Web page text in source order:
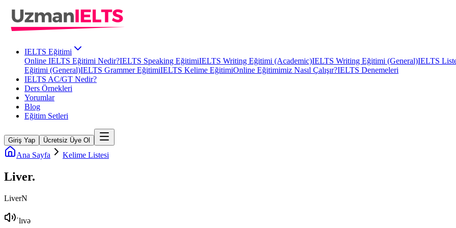
IELTS Eğitimi
Online IELTS Eğitimi Nedir?IELTS Speaking EğitimiIELTS Writing Eğitimi (Academic)IELTS Writing Eğitimi (General)IELTS
Eğitimi (General)IELTS Grammer EğitimiIELTS Kelime EğitimiOnline Eğitimimiz Nasıl Çalışır?IELTS Denemeleri
IELTS AC/GT Nedir?
Ders Örnekleri
Yorumlar
Blog
Eğitim Setleri
Giriş Yap Ücretsiz Üye Ol
Ana Sayfa Kelime Listesi
Liver.
LiverN
ˈlɪvə